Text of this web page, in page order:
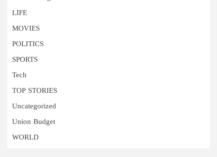
LIFE
MOVIES
POLITICS
SPORTS
Tech
TOP STORIES
Uncategorized
Union Budget
WORLD